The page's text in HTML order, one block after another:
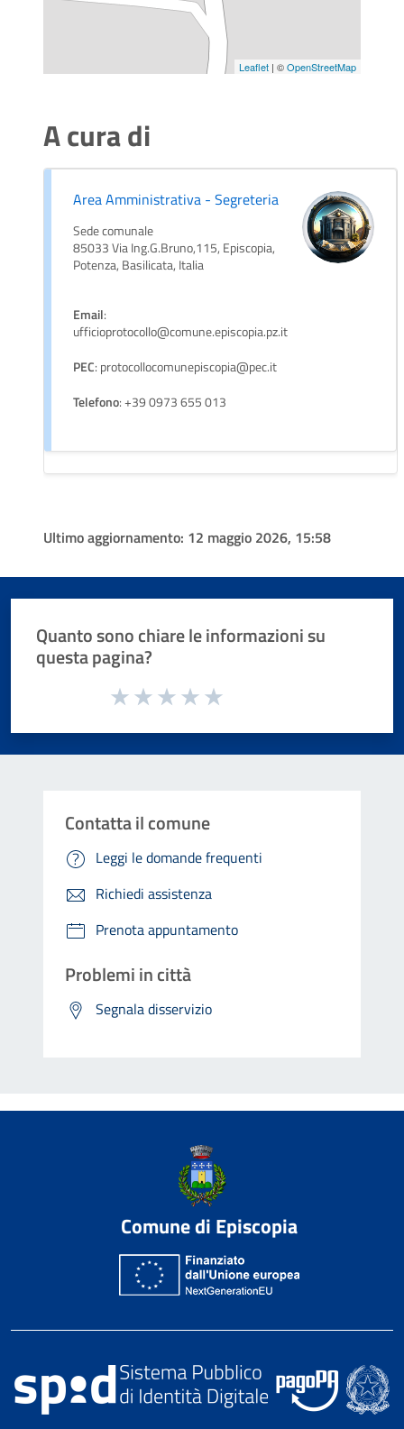
Leaflet | ©OpenStreetMap
A cura di
Area Amministrativa - Segreteria
Sede comunale
85033 Via Ing.G.Bruno,115, Episcopia,
Potenza, Basilicata, Italia
Email:
ufficioprotocollo@comune.episcopia.pz.it
PEC: protocollocomunepiscopia@pec.it
Telefono: +39 0973 655 013
Ultimo aggiornamento: 12 maggio 2026, 15:58
Quanto sono chiare le informazioni su
questa pagina?
Valuta da 1 a 5 stelle la pagina
Contatta il comune
Leggi le domande frequenti
Richiedi assistenza
Prenota appuntamento
Problemi in città
Segnala disservizio
Comune di Episcopia